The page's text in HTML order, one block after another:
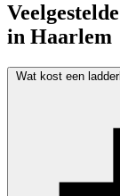
in Haarlem
Wat kost een